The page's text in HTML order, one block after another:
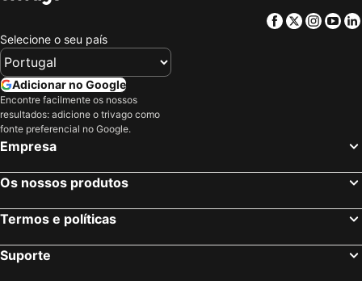
Facebook
Twitter
Selecione o seu país
Adicionar no Google
Encontre facilmente os nossos
resultados: adicione o trivago como
fonte preferencial no Google.
Empresa
Os nossos produtos
Termos e políticas
Suporte